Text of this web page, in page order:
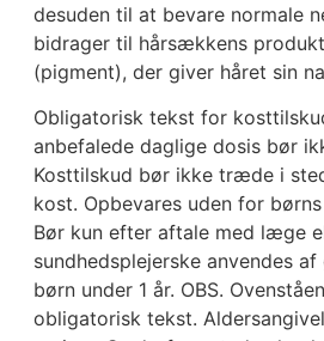
desuden til at bevare normale
bidrager til hårsækkens
(pigment), der giver håret sin
Obligatorisk tekst for
anbefalede daglige dosis bør
Kosttilskud bør ikke træde i
kost. Opbevares uden for
Bør kun efter aftale med læge
sundhedsplejerske anvendes
børn under 1 år. OBS.
obligatorisk tekst.